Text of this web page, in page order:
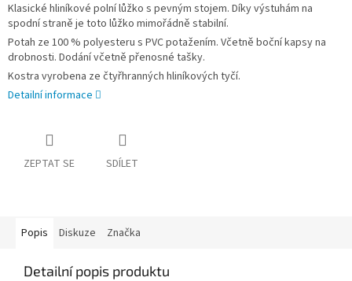
Klasické hliníkové polní lůžko s pevným stojem. Díky výstuhám na
spodní straně je toto lůžko mimořádně stabilní.
Potah ze 100 % polyesteru s PVC potažením. Včetně boční kapsy na
drobnosti. Dodání včetně přenosné tašky.
Kostra vyrobena ze čtyřhranných hliníkových tyčí.
Detailní informace
ZEPTAT SE SDÍLET
Popis Diskuze Značka
Detailní popis produktu